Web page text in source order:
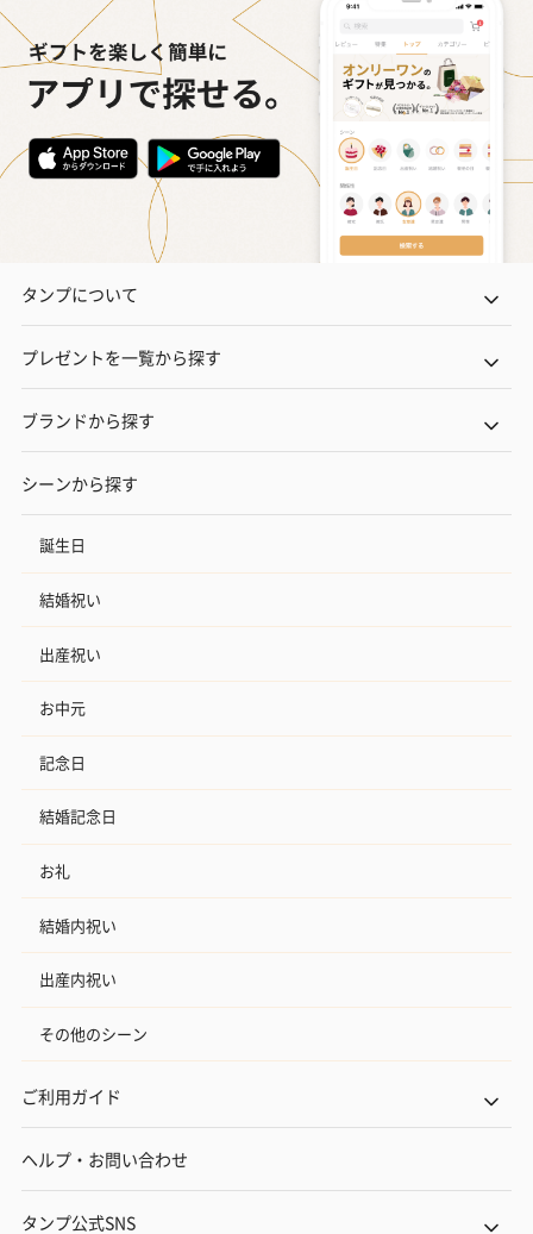
タンプについて
プレゼントを一覧から探す
ブランドから探す
シーンから探す
誕生日
結婚祝い
出産祝い
お中元
記念日
結婚記念日
お礼
結婚内祝い
出産内祝い
その他のシーン
ご利用ガイド
ヘルプ・お問い合わせ
タンプ公式SNS